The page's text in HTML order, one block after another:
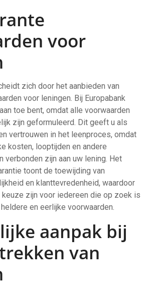
voor
zich door het aanbieden van
voor leningen. Bij Europabank
toe bent, omdat alle voorwaarden
zijn geformuleerd. Dit geeft u als
vertrouwen in het leenproces, omdat
kosten, looptijden en andere
verbonden zijn aan uw lening. Het
toont de toewijding van
en klanttevredenheid, waardoor
zijn voor iedereen die op zoek is
en eerlijke voorwaarden.
aanpak bij
van